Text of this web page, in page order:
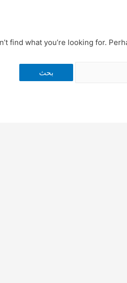
find what you’re looking for.